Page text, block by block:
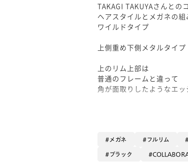
TAKAGI TAKUYAさんとの
ヘアスタイルとメガネの組
ワイルドタイプ
上側重め下側メタルタイプ
上のリム上部は
普通のフレームと違って
角が面取りしたようなエッ
オシャレな小物として
毎日コーデに取り入れて
メガネ フルリム
ブラック